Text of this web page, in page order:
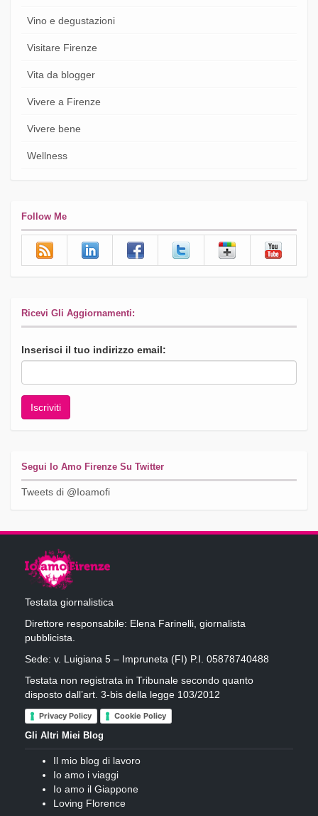
Vino e degustazioni
Visitare Firenze
Vita da blogger
Vivere a Firenze
Vivere bene
Wellness
Follow Me
Ricevi Gli Aggiornamenti:
Inserisci il tuo indirizzo email:
Segui Io Amo Firenze Su Twitter
Tweets di @Ioamofi
Testata giornalistica
Direttore responsabile: Elena Farinelli, giornalista
pubblicista.
Sede: v. Luigiana 5 – Impruneta (FI) P.I. 05878740488
Testata non registrata in Tribunale secondo quanto
disposto dall’art. 3-bis della legge 103/2012
Privacy Policy Cookie Policy
Gli Altri Miei Blog
Il mio blog di lavoro
Io amo i viaggi
Io amo il Giappone
Loving Florence